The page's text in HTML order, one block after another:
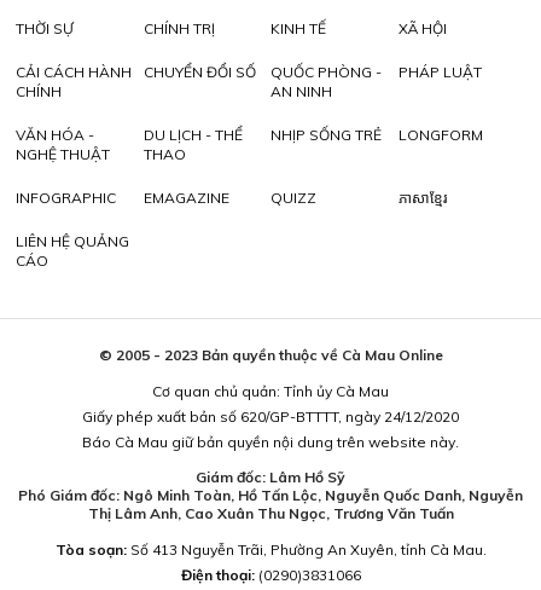
THỜI SỰ CHÍNH TRỊ KINH TẾ XÃ HỘI
CẢI CÁCH HÀNH
CHÍNH
CHUYỂN ĐỔI SỐ
QUỐC PHÒNG -
AN NINH
PHÁP LUẬT
VĂN HÓA -
NGHỆ THUẬT
DU LỊCH - THỂ
THAO
NHỊP SỐNG TRẺ LONGFORM
INFOGRAPHIC EMAGAZINE QUIZZ ភាសាខ្មែរ
LIÊN HỆ QUẢNG
CÁO
© 2005 - 2023 Bản quyền thuộc về Cà Mau Online
Cơ quan chủ quản: Tỉnh ủy Cà Mau
Giấy phép xuất bản số 620/GP-BTTTT, ngày 24/12/2020
Báo Cà Mau giữ bản quyền nội dung trên website này.
Giám đốc: Lâm Hồ Sỹ
Phó Giám đốc: Ngô Minh Toàn, Hồ Tấn Lộc, Nguyễn Quốc Danh, Nguyễn
Thị Lâm Anh, Cao Xuân Thu Ngọc, Trương Văn Tuấn
Tòa soạn:Số 413 Nguyễn Trãi, Phường An Xuyên, tỉnh Cà Mau.
Điện thoại: (0290)3831066